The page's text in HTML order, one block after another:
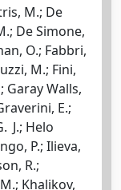
M.; De
De Simone,
O.; Fabbri,
M.; Fini,
Garay Walls,
E.;
J.; Helo
P.; Ilieva,
R.;
Khalikov,